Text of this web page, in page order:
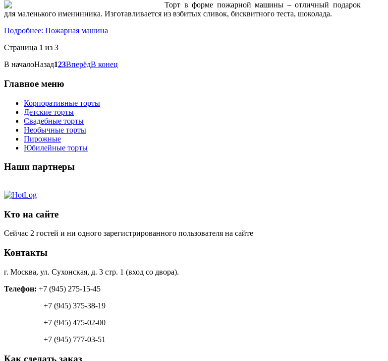
Торт в форме пожарной машины – отличный подарок
для маленького именинника. Изготавливается из взбитых сливок, бисквитного теста, шоколада.
Подробнее: Пожарная машина
Страница 1 из 3
В началоНазад123ВперёдВ конец
Главное меню
Корпоративные торты
Детские торты
Свадебные торты
Необычные торты
Пирожные
Юбилейные торты
Наши партнеры
Кто на сайте
Сейчас 2 гостей и ни одного зарегистрированного пользователя на сайте
Контакты
г. Москва, ул. Сухонская, д. 3 стр. 1 (вход со двора).
Телефон: +7 (945) 275-15-45
+7 (945) 375-38-19
+7 (945) 475-02-00
+7 (945) 777-03-51
Как сделать заказ